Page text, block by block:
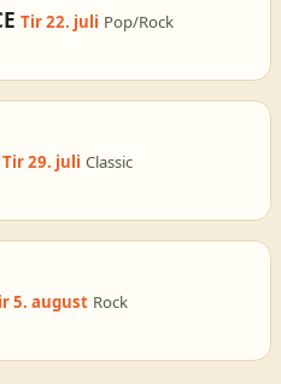
Tir 22. juli Pop/Rock
Tir 29. juli Classic
5. august Rock